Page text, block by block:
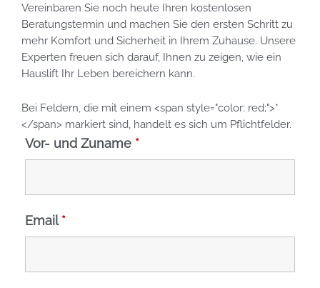
Vereinbaren Sie noch heute Ihren kostenlosen
Beratungstermin und machen Sie den ersten Schritt zu
mehr Komfort und Sicherheit in Ihrem Zuhause. Unsere
Experten freuen sich darauf, Ihnen zu zeigen, wie ein
Hauslift Ihr Leben bereichern kann.
Bei Feldern, die mit einem <span style="color: red;">*
</span> markiert sind, handelt es sich um Pflichtfelder.
Vor- und Zuname *
Email*